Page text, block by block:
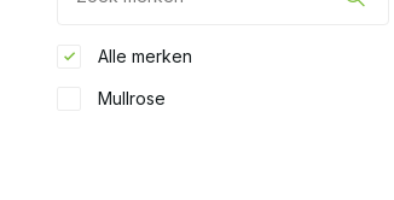
Alle merken
Mullrose